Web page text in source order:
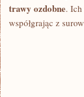
trawy ozdobne.
współgrając z